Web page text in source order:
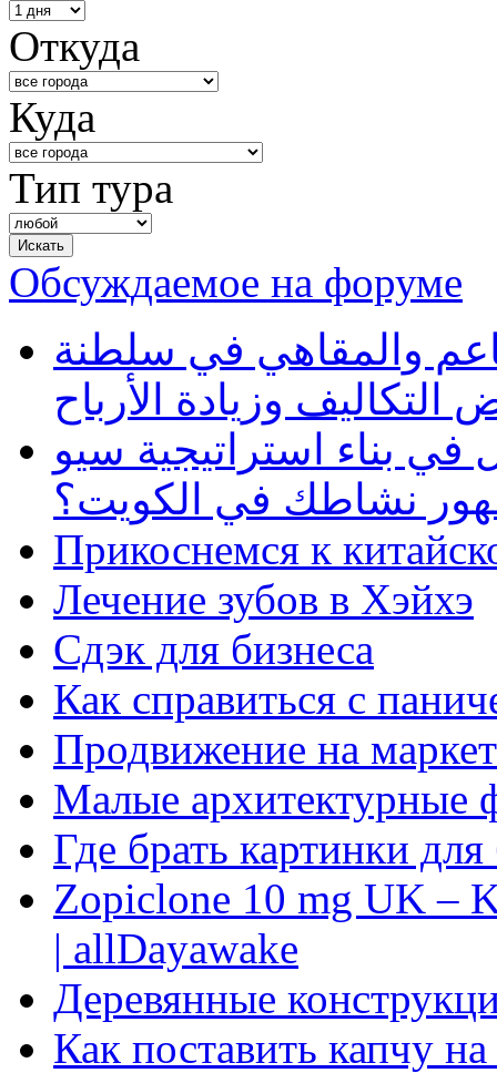
Откуда
Куда
Тип тура
Обсуждаемое на форуме
والمقاهي في سلطنة
وزيادة الأرباح
بناء استراتيجية سيو
نشاطك في الكويت؟
Прикоснемся к
Лечение зубов в Хэйхэ
Сдэк для бизнеса
Как справиться с
Продвижение на
Малые архитектурные
Где брать картинки
Zopiclone 10 mg UK –
| allDayawake
Деревянные
Как поставить капчу